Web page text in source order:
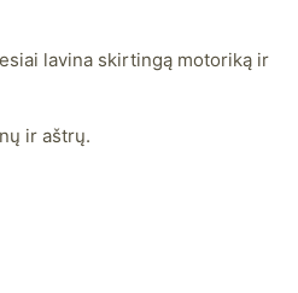
lavina skirtingą motoriką ir
ir aštrų.